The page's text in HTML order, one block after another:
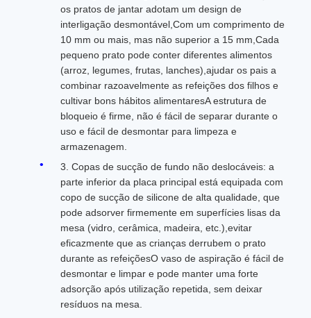
os pratos de jantar adotam um design de
interligação desmontável,Com um comprimento de
10 mm ou mais, mas não superior a 15 mm,Cada
pequeno prato pode conter diferentes alimentos
(arroz, legumes, frutas, lanches),ajudar os pais a
combinar razoavelmente as refeições dos filhos e
cultivar bons hábitos alimentaresA estrutura de
bloqueio é firme, não é fácil de separar durante o
uso e fácil de desmontar para limpeza e
armazenagem.
3. Copas de sucção de fundo não deslocáveis: a
parte inferior da placa principal está equipada com
copo de sucção de silicone de alta qualidade, que
pode adsorver firmemente em superfícies lisas da
mesa (vidro, cerâmica, madeira, etc.),evitar
eficazmente que as crianças derrubem o prato
durante as refeiçõesO vaso de aspiração é fácil de
desmontar e limpar e pode manter uma forte
adsorção após utilização repetida, sem deixar
resíduos na mesa.